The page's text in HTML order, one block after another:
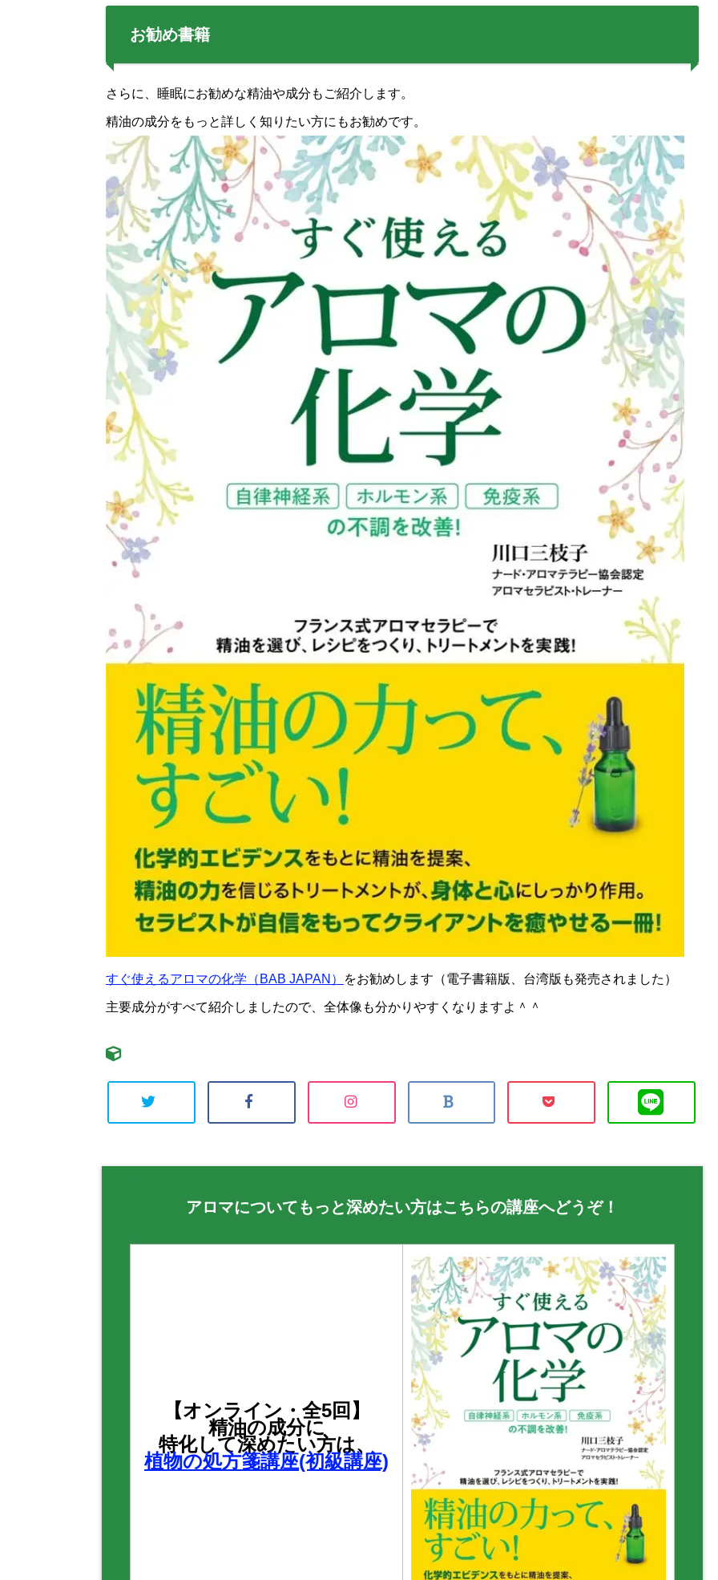
お勧め書籍
さらに、睡眠にお勧めな精油や成分もご紹介します。
精油の成分をもっと詳しく知りたい方にもお勧めです。
すぐ使えるアロマの化学（BAB JAPAN） をお勧めします（電子書籍版、台湾版も発売されました）
主要成分がすべて紹介しましたので、全体像も分かりやすくなりますよ＾＾
アロマについてもっと深めたい方はこちらの講座へどうぞ！
【オンライン・全5回】
精油の成分に
特化して深めたい方は、
植物の処方箋講座(初級講座)